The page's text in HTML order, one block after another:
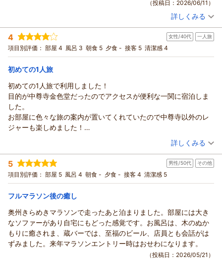
（投稿日：2026/06/11）
投稿者： たかださん(女性/20代)
宿泊プラン： ＜朝食付＞☆スタンダードプラン☆ 男女別大浴場・サウナ・コ
インランドリー完備！蔵BARも!!
シングル 朝のみ
宿泊価格帯： 10,001～11,000円(大人一人あたり/税込)
詳しくみる
4 女性/40代 一人旅
項目別評価： 部屋 4 風呂 3 朝食 5 夕食 - 接客 5 清潔感 4
初めての1人旅
初めての1人旅で利用しました！
目的が中尊寺金色堂だったのでアクセスが便利な一関に宿泊しま
した。
お部屋に色々な旅の案内が置いてくれていたので中尊寺以外のレ
ジャーも楽しめました！
温泉では無かったですがマッサージ機もあり、ありがたかったで
す。
お風呂の種類が、もう少しあれば良かったですが置いてあるシャ
ンプー類が私の髪や肌に合ったので助かりました！
麦。
どれも美味しくて良かったです。
初めて1人でバーに行ったのですが、バーテンダーさんも良い方で
楽しい時間を過ごすことが出来ました。ありがとうございまし
た。
モーニングのメニューも日替わりになり、違う種類をいただけた
（投稿日：2026/05/31）
宿泊時期： 2026年05月宿泊 (一人旅)
投稿者： さちさん
宿泊プラン： ＜朝食付＞☆スタンダードプラン☆ 男女別大浴場・サウナ・コ
インランドリー完備！蔵BARも!!
シングル 朝のみ
宿泊価格帯： 11,001～12,000円(大人一人あたり/税込)
詳しくみる
5 男性/50代 その他
項目別評価： 部屋 5 風呂 4 朝食 - 夕食 - 接客 4 清潔感 5
フルマラソン後の癒し
奥州きらめきマラソンで走ったあと泊まりました。部屋には大き
なソファーがあり自宅にもどった感覚です。お風呂は、木のぬか
もりに癒されま、蔵バーでは、至福のビール、店員とも会話がは
ずみました。来年マラソンエントリー時はおせわになります。
（投稿日：2026/05/21）